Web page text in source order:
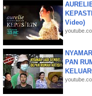
Video)
PAN